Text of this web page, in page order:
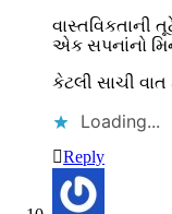
વાસ્તવિકતાની
એક સપનાંનો
કેટલી સાચી
Loading...
Reply